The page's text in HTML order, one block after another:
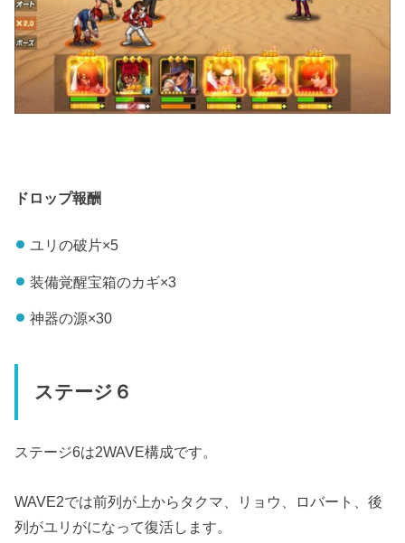
ドロップ報酬
ユリの破片×5
装備覚醒宝箱のカギ×3
神器の源×30
ステージ６
ステージ6は2WAVE構成です。
WAVE2では前列が上からタクマ、リョウ、ロバート、後
列がユリがになって復活します。